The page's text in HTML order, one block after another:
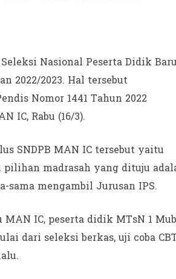
Nasional Peserta Didik Baru
2022/2023. Hal tersebut
Nomor 1441 Tahun 2022
IC, Rabu (16/3).
SNDPB MAN IC tersebut yaitu
pilihan madrasah yang dituju
sama mengambil Jurusan IPS.
IC, peserta didik MTsN 1
dari seleksi berkas, uji coba